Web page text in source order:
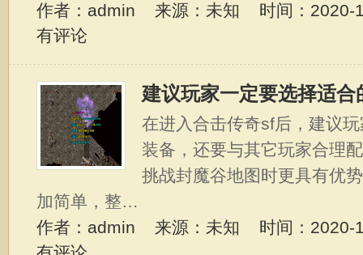
作者：admin 来源：未知 时间：
有评论
建议玩家一定要选择适合
在进入合击传奇sf后，建议
装备，还要与其它玩家合理
挑战封魔谷地图时更具有优
加简单，整…
作者：admin 来源：未知 时间：